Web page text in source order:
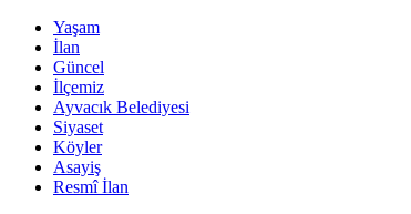
Yaşam
İlan
Güncel
İlçemiz
Ayvacık Belediyesi
Siyaset
Köyler
Asayiş
Resmî İlan